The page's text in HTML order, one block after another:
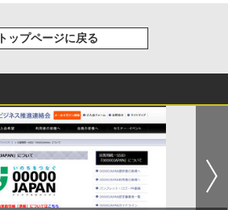
トップページに戻る